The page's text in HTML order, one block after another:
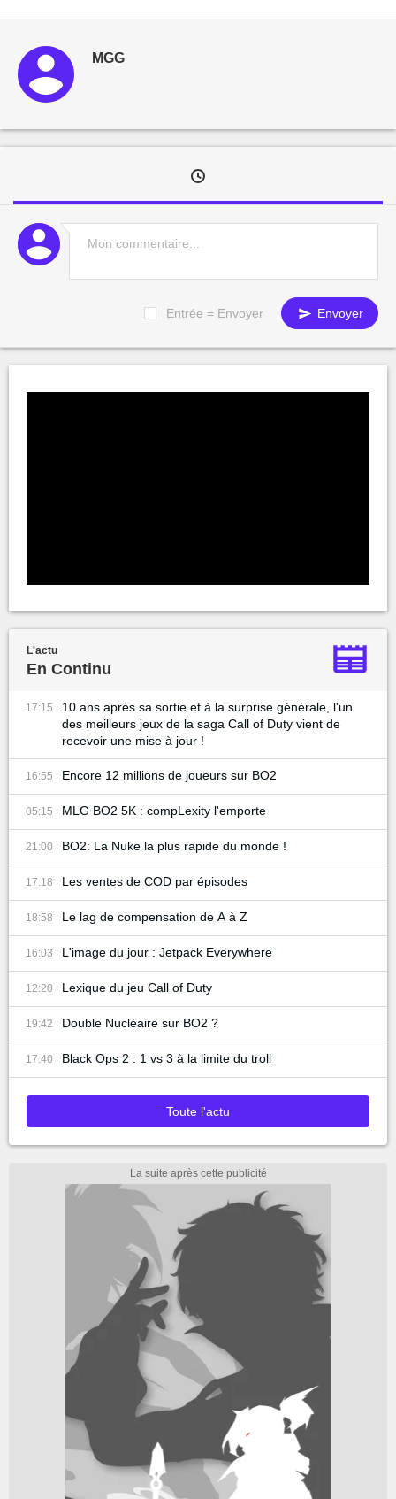
MGG
Entrée = Envoyer Envoyer
L'actu
En Continu
17:15
10 ans après sa sortie et à la surprise générale, l'un
des meilleurs jeux de la saga Call of Duty vient de
recevoir une mise à jour !
16:55 Encore 12 millions de joueurs sur BO2
05:15 MLG BO2 5K : compLexity l'emporte
21:00 BO2: La Nuke la plus rapide du monde !
17:18 Les ventes de COD par épisodes
18:58 Le lag de compensation de A à Z
16:03 L'image du jour : Jetpack Everywhere
12:20 Lexique du jeu Call of Duty
19:42 Double Nucléaire sur BO2 ?
17:40 Black Ops 2 : 1 vs 3 à la limite du troll
Toute l'actu